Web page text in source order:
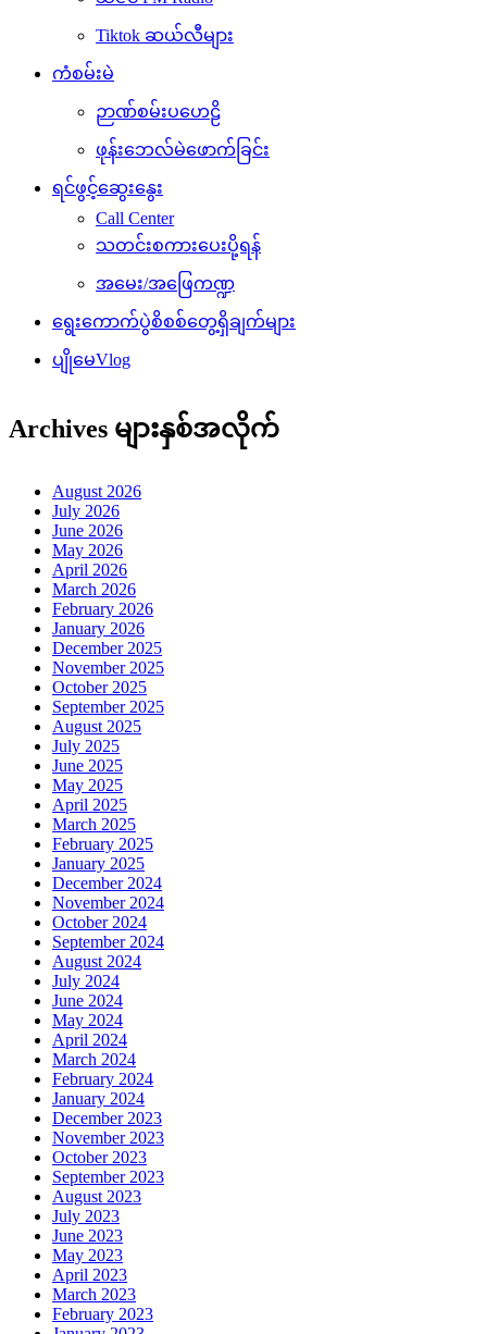
ဖုန်းဘေလ်မဲဖောက်ခြင်း
ရင်ဖွင့်ဆွေးနွေး
Call Center
သတင်းစကားပေးပို့ရန်
ရွေးကောက်ပွဲစိစစ်တွေ့ရှိချက်များ
ပျိုမေVlog
Archives များနှစ်အလိုက်
June 2026
May 2026
March 2026
February 2026
January 2026
December 2025
November 2025
October 2025
September 2025
August 2025
July 2025
June 2025
May 2025
April 2025
March 2025
February 2025
January 2025
December 2024
November 2024
October 2024
September 2024
August 2024
July 2024
June 2024
May 2024
April 2024
March 2024
February 2024
January 2024
December 2023
November 2023
October 2023
September 2023
August 2023
July 2023
June 2023
May 2023
April 2023
March 2023
February 2023
January 2023
December 2022
November 2022
October 2022
September 2022
August 2022